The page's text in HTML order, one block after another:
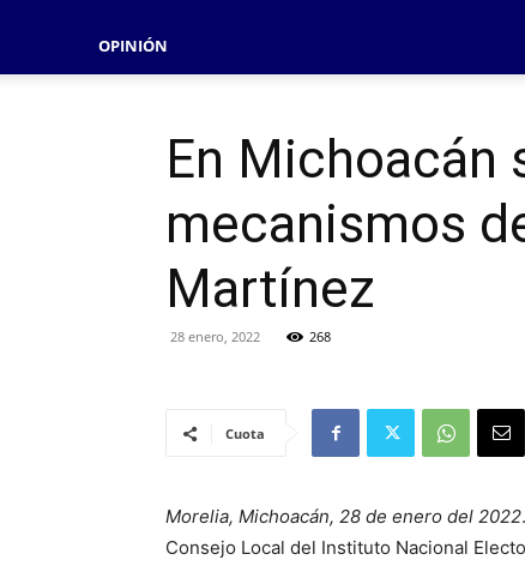
OPINIÓN
En Michoacán
mecanismos
Martínez
28 enero, 2022 268
Cuota
Morelia, Michoacán, 28 de enero del 2022
Consejo Local del Instituto Nacional